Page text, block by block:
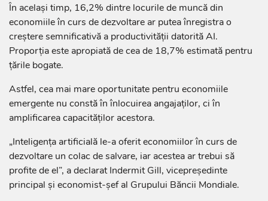
În același timp, 16,2% dintre locurile de muncă din
economiile în curs de dezvoltare ar putea înregistra o
creștere semnificativă a productivității datorită AI.
Proporția este apropiată de cea de 18,7% estimată pentru
țările bogate.
Astfel, cea mai mare oportunitate pentru economiile
emergente nu constă în înlocuirea angajaților, ci în
amplificarea capacităților acestora.
„Inteligența artificială le-a oferit economiilor în curs de
dezvoltare un colac de salvare, iar acestea ar trebui să
profite de el”, a declarat Indermit Gill, vicepreședinte
principal și economist-șef al Grupului Băncii Mondiale.